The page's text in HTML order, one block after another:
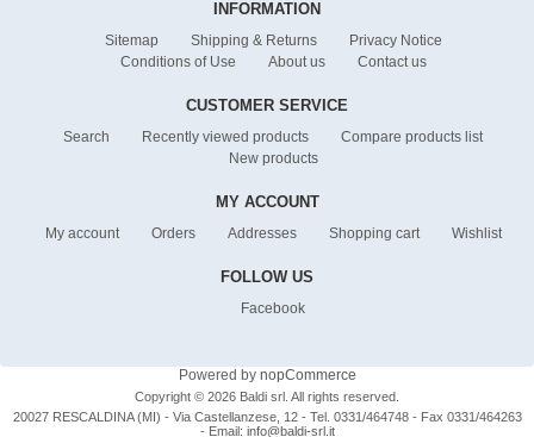
INFORMATION
Sitemap Shipping & Returns
Privacy Notice
Conditions of Use
About us Contact us
CUSTOMER SERVICE
Search Recently viewed products
Compare products list
New products
MY ACCOUNT
My account Orders Addresses Shopping cart Wishlist
FOLLOW US
Facebook
Powered by nopCommerce
Copyright © 2026 Baldi srl. All rights reserved.
20027 RESCALDINA (MI) - Via Castellanzese, 12 - Tel. 0331/464748 - Fax 0331/464263
- Email: info@baldi-srl.it